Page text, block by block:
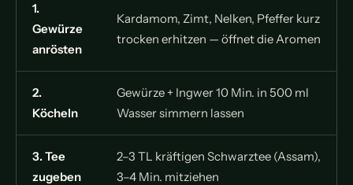
1.
Gewürze
anrösten
Kardamom, Zimt, Nelken, Pfeffer kurz
trocken erhitzen — öffnet die Aromen
2.
Köcheln
Gewürze + Ingwer 10 Min. in 500 ml
Wasser simmern lassen
3. Tee
zugeben
2–3 TL kräftigen Schwarztee (Assam),
3–4 Min. mitziehen